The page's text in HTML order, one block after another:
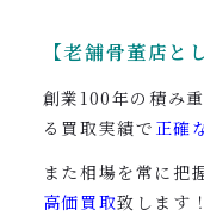
【老舗骨董店と
創業100年の積み
る買取実績で 正確
また相場を常に把
高価買取致します